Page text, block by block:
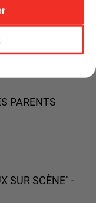
PARENTS
SUR SCÈNE" -